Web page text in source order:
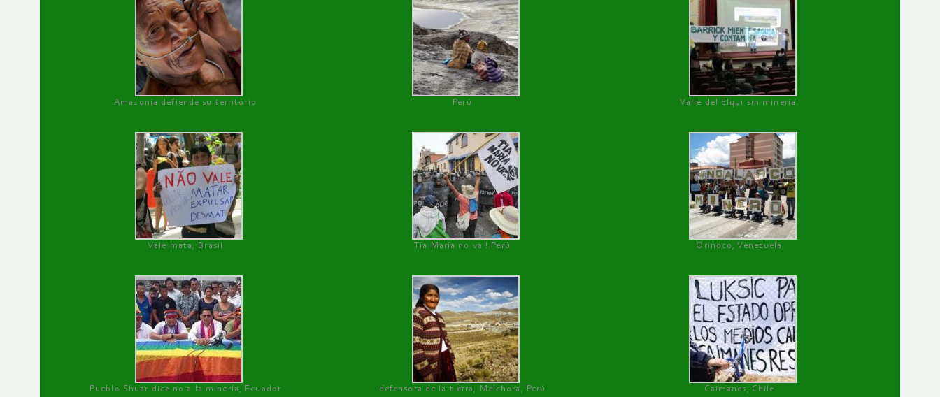
Amazonía defiende su territorio Perú Valle del Elqui sin minería.
Vale mata, Brasil Tía María no va ! Perú Orinoco, Venezuela
Pueblo Shuar dice no a la minería, Ecuador defensora de la tierra, Melchora, Perú Caimanes, Chile